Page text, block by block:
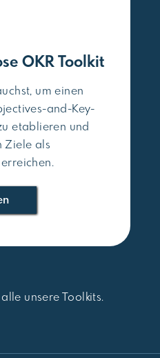
OKR Toolkit
um einen
and-Key-
etablieren und
Ziele als
unsere Toolkits.